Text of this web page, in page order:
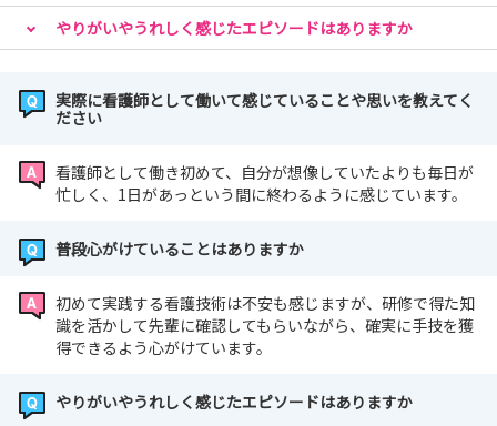
やりがいやうれしく感じたエピソードはありますか
実際に看護師として働いて感じていることや思いを教えてく
ださい
看護師として働き初めて、自分が想像していたよりも毎日が
忙しく、1日があっという間に終わるように感じています。
普段心がけていることはありますか
初めて実践する看護技術は不安も感じますが、研修で得た知
識を活かして先輩に確認してもらいながら、確実に手技を獲
得できるよう心がけています。
やりがいやうれしく感じたエピソードはありますか